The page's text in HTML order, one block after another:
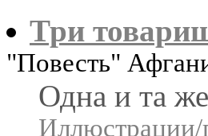
Три
"Повесть"
Одна и та